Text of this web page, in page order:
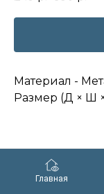
Материал -
Размер (Д × Ш
Главная